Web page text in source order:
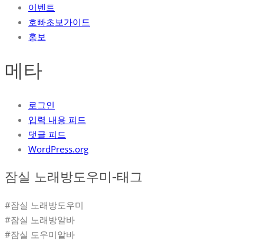
이벤트
호빠초보가이드
홍보
메타
로그인
입력 내용 피드
댓글 피드
WordPress.org
잠실 노래방도우미-태그
#잠실 노래방도우미
#잠실 노래방알바
#잠실 도우미알바